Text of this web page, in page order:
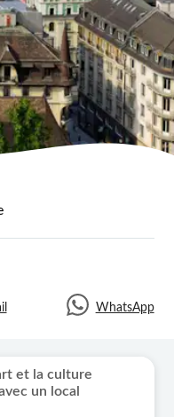
WhatsApp
et la culture
un local